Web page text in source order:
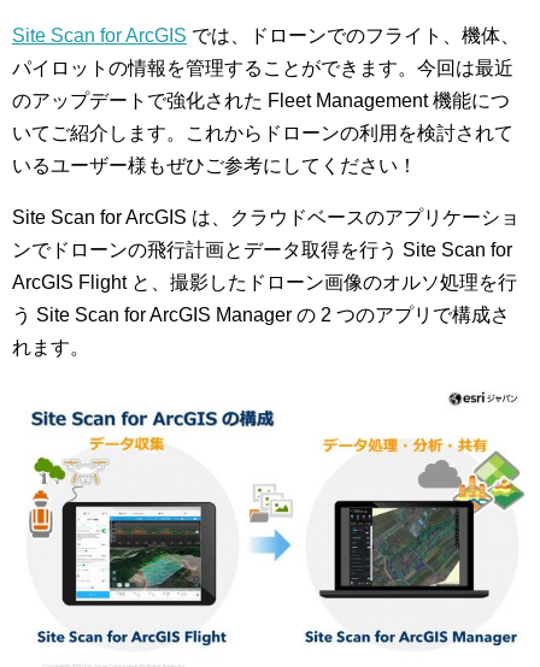
Site Scan for ArcGIS では、ドローンでのフライト、機体、
パイロットの情報を管理することができます。今回は最近
のアップデートで強化された Fleet Management 機能につ
いてご紹介します。これからドローンの利用を検討されて
いるユーザー様もぜひご参考にしてください！
Site Scan for ArcGIS は、クラウドベースのアプリケーショ
ンでドローンの飛行計画とデータ取得を行う Site Scan for
ArcGIS Flight と、撮影したドローン画像のオルソ処理を行
う Site Scan for ArcGIS Manager の 2 つのアプリで構成さ
れます。